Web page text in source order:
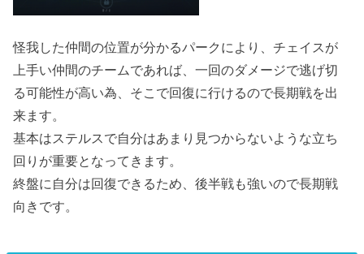
怪我した仲間の位置が分かるパークにより、チェイスが
上手い仲間のチームであれば、一回のダメージで逃げ切
る可能性が高い為、そこで回復に行けるので長期戦を出
来ます。
基本はステルスで自分はあまり見つからないような立ち
回りが重要となってきます。
終盤に自分は回復できるため、後半戦も強いので長期戦
向きです。